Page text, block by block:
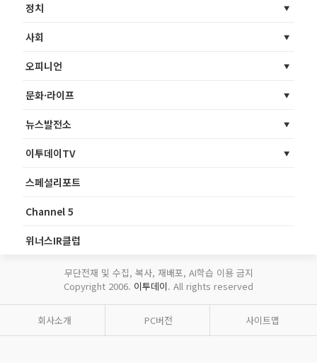
정치
사회
오피니언
문화·라이프
뉴스발전소
이투데이TV
스페셜리포트
Channel 5
위너스IR클럽
무단전재 및 수집, 복사, 재배포, AI학습 이용 금지
Copyright 2006. 이투데이. All rights reserved
회사소개 PC버전 사이트맵